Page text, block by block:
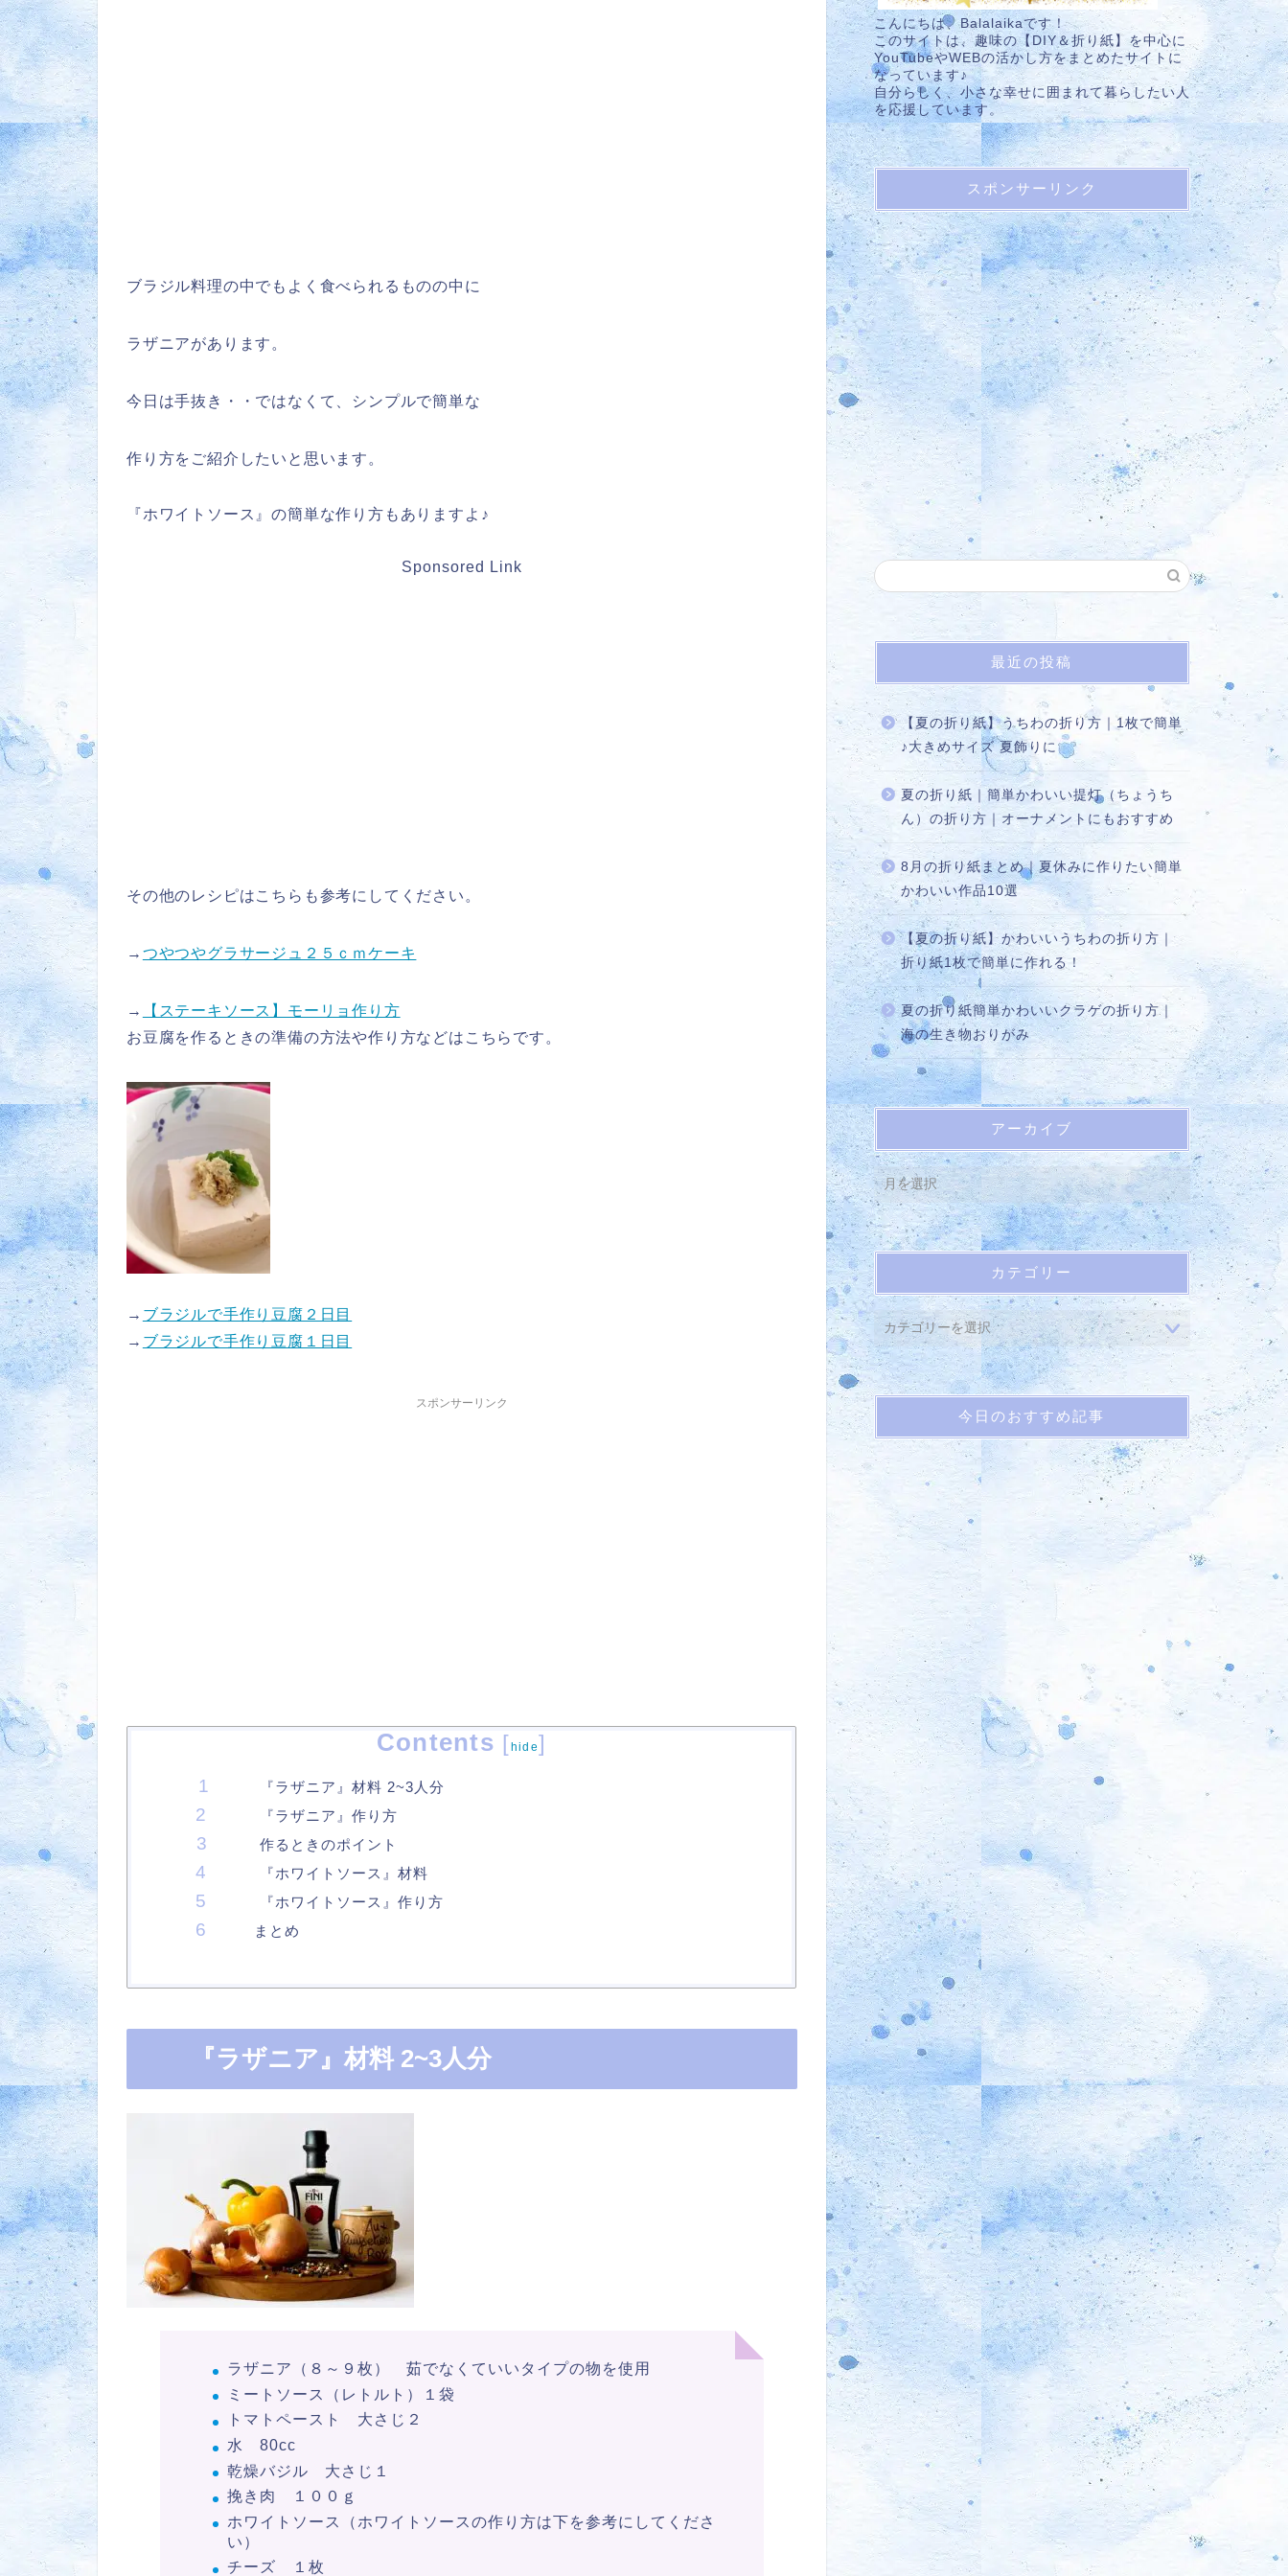
ブラジル料理の中でもよく食べられるものの中に
ラザニアがあります。
今日は手抜き・・ではなくて、シンプルで簡単な
作り方をご紹介したいと思います。
『ホワイトソース』の簡単な作り方もありますよ♪
Sponsored Link
その他のレシピはこちらも参考にしてください。
→ つやつやグラサージュ２５ｃｍケーキ
→
【ステーキソース】モーリョ作り方
お豆腐を作るときの準備の方法や作り方などはこちらです。
→ ブラジルで手作り豆腐２日目
→ ブラジルで手作り豆腐１日目
スポンサーリンク
Contents [ hide]
『ラザニア』材料 2~3人分
『ラザニア』作り方
作るときのポイント
『ホワイトソース』材料
『ホワイトソース』作り方
まとめ
『ラザニア』材料 2~3人分
ラザニア（８～９枚） 茹でなくていいタイプの物を使用
ミートソース（レトルト）１袋
トマトペースト 大さじ２
水 80cc
乾燥バジル 大さじ１
挽き肉 １００ｇ
ホワイトソース（ホワイトソースの作り方は下を参考にしてくださ
い）
チーズ １枚
こんにちは、Balalaikaです！
このサイトは、趣味の【DIY＆折り紙】を中心に
YouTubeやWEBの活かし方をまとめたサイトに
なっています♪
自分らしく、小さな幸せに囲まれて暮らしたい人
を応援しています。
スポンサーリンク
最近の投稿
【夏の折り紙】うちわの折り方｜1枚で簡単
♪大きめサイズ 夏飾りに
夏の折り紙｜簡単かわいい提灯（ちょうち
ん）の折り方｜オーナメントにもおすすめ
8月の折り紙まとめ｜夏休みに作りたい簡単
かわいい作品10選
【夏の折り紙】かわいいうちわの折り方｜
折り紙1枚で簡単に作れる！
夏の折り紙簡単かわいいクラゲの折り方｜
海の生き物おりがみ
アーカイブ
カテゴリー
今日のおすすめ記事